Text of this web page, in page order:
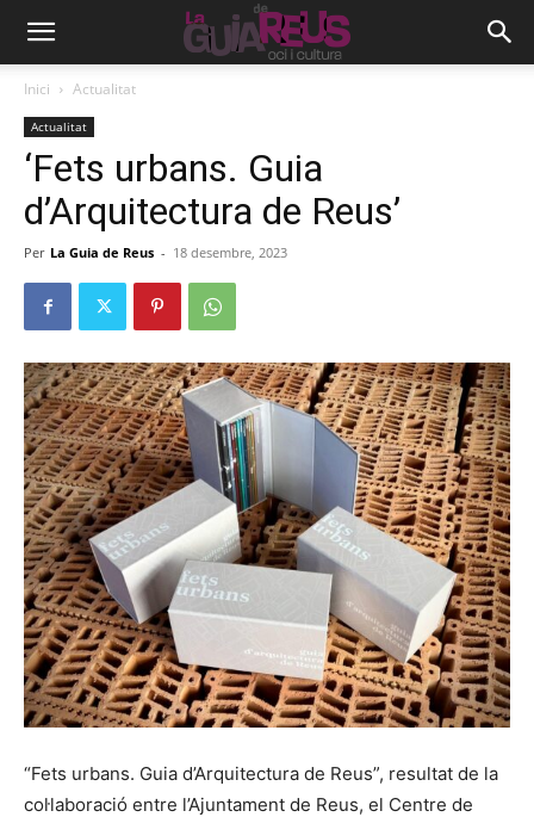
Inici Actualitat
Actualitat
‘Fets urbans. Guia
d’Arquitectura de Reus’
Per La Guia de Reus - 18 desembre, 2023
“Fets urbans. Guia d’Arquitectura de Reus”, resultat de la
col·laboració entre l’Ajuntament de Reus, el Centre de